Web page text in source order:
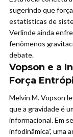
sugerindo que
estatísticas de
Verlinde ainda
fenômenos
debate.
Vopson e a
Força
Melvin M. Vopson
que a gravidade é
informacional. Em
infodinâmica”, uma